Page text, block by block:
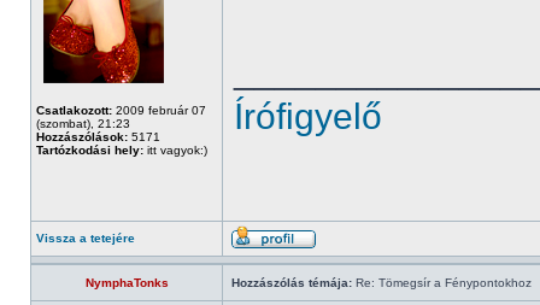
Csatlakozott: 2009 február 07
(szombat), 21:23
Hozzászólások: 5171
Tartózkodási hely: itt vagyok:)
Írófigyelő
Vissza a tetejére
NymphaTonks Hozzászólás témája: Re: Tömegsír a Fénypontokhoz